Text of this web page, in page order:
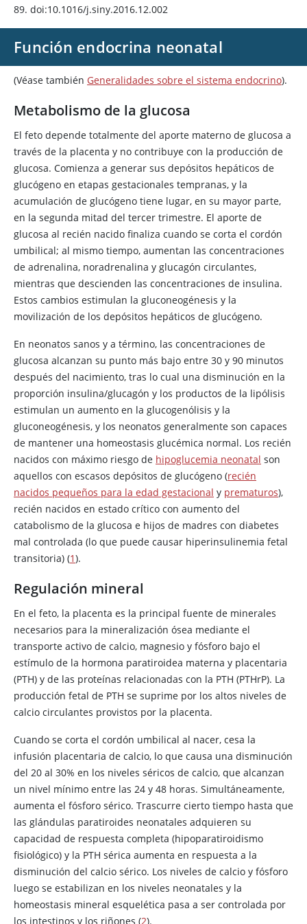
89. doi:10.1016/j.siny.2016.12.002
Función endocrina neonatal
(Véase también Generalidades sobre el sistema endocrino).
Metabolismo de la glucosa
El feto depende totalmente del aporte materno de glucosa a
través de la placenta y no contribuye con la producción de
glucosa. Comienza a generar sus depósitos hepáticos de
glucógeno en etapas gestacionales tempranas, y la
acumulación de glucógeno tiene lugar, en su mayor parte,
en la segunda mitad del tercer trimestre. El aporte de
glucosa al recién nacido finaliza cuando se corta el cordón
umbilical; al mismo tiempo, aumentan las concentraciones
de adrenalina, noradrenalina y glucagón circulantes,
mientras que descienden las concentraciones de insulina.
Estos cambios estimulan la gluconeogénesis y la
movilización de los depósitos hepáticos de glucógeno.
En neonatos sanos y a término, las concentraciones de
glucosa alcanzan su punto más bajo entre 30 y 90 minutos
después del nacimiento, tras lo cual una disminución en la
proporción insulina/glucagón y los productos de la lipólisis
estimulan un aumento en la glucogenólisis y la
gluconeogénesis, y los neonatos generalmente son capaces
de mantener una homeostasis glucémica normal. Los recién
nacidos con máximo riesgo de hipoglucemia neonatal son
aquellos con escasos depósitos de glucógeno (recién
nacidos pequeños para la edad gestacional y prematuros),
recién nacidos en estado crítico con aumento del
catabolismo de la glucosa e hijos de madres con diabetes
mal controlada (lo que puede causar hiperinsulinemia fetal
transitoria) (1).
Regulación mineral
En el feto, la placenta es la principal fuente de minerales
necesarios para la mineralización ósea mediante el
transporte activo de calcio, magnesio y fósforo bajo el
estímulo de la hormona paratiroidea materna y placentaria
(PTH) y de las proteínas relacionadas con la PTH (PTHrP). La
producción fetal de PTH se suprime por los altos niveles de
calcio circulantes provistos por la placenta.
Cuando se corta el cordón umbilical al nacer, cesa la
infusión placentaria de calcio, lo que causa una disminución
del 20 al 30% en los niveles séricos de calcio, que alcanzan
un nivel mínimo entre las 24 y 48 horas. Simultáneamente,
aumenta el fósforo sérico. Trascurre cierto tiempo hasta que
las glándulas paratiroides neonatales adquieren su
capacidad de respuesta completa (hipoparatiroidismo
fisiológico) y la PTH sérica aumenta en respuesta a la
disminución del calcio sérico. Los niveles de calcio y fósforo
luego se estabilizan en los niveles neonatales y la
homeostasis mineral esquelética pasa a ser controlada por
los intestinos y los riñones (2).